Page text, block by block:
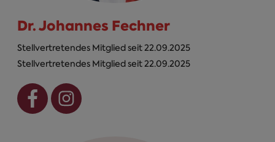
Dr. Johannes Fechner
Stellvertretendes Mitglied seit 22.09.2025
Stellvertretendes Mitglied seit 22.09.2025